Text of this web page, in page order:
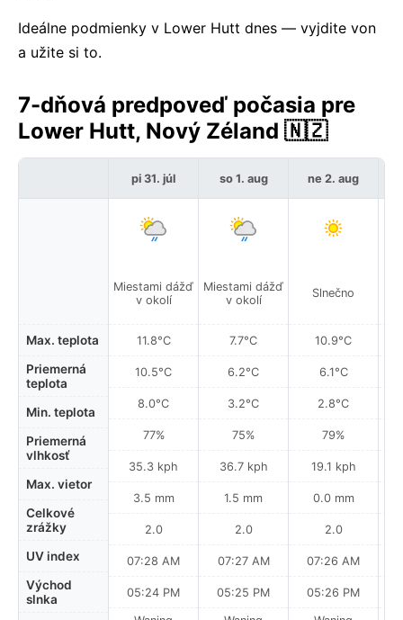
Ideálne podmienky v Lower Hutt dnes — vyjdite von
a užite si to.
7-dňová predpoveď počasia pre
Lower Hutt, Nový Zéland 🇳🇿
Max. teplota
Priemerná
teplota
Min. teplota
Priemerná
vlhkosť
Max. vietor
Celkové
zrážky
UV index
Východ
slnka
pi 31. júl
Miestami dážď
v okolí
11.8°C
10.5°C
8.0°C
77%
35.3 kph
3.5 mm
2.0
07:28 AM
05:24 PM
so 1. aug
Miestami dážď
v okolí
7.7°C
6.2°C
3.2°C
75%
36.7 kph
1.5 mm
2.0
07:27 AM
05:25 PM
ne 2. aug
Slnečno
10.9°C
6.1°C
2.8°C
79%
19.1 kph
0.0 mm
2.0
07:26 AM
05:26 PM